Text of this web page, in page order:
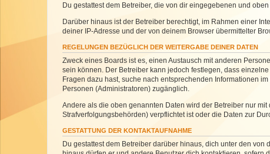
Du gestattest dem Betreiber, die von dir eingegebenen und
Darüber hinaus ist der Betreiber berechtigt, im Rahmen einer
deiner IP-Adresse und der von deinem Browser übermittelter
REGELUNGEN BEZÜGLICH DER WEITERGABE DEINER DATEN
Zweck eines Boards ist es, einen Austausch mit anderen
sein können. Der Betreiber kann jedoch festlegen, dass
Fragen dazu hast, suche nach entsprechenden Informationen
Personen (Administratoren) zugänglich.
Andere als die oben genannten Daten wird der Betreiber nur
Strafverfolgungsbehörden) verpflichtet ist oder die Daten zur
GESTATTUNG DER KONTAKTAUFNAHME
Du gestattest dem Betreiber darüber hinaus, dich unter den